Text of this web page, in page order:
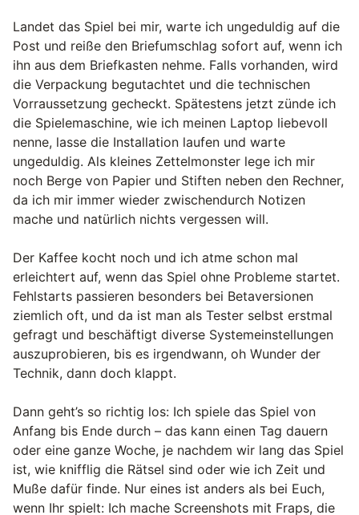
Landet das Spiel bei mir, warte ich ungeduldig auf die
Post und reiße den Briefumschlag sofort auf, wenn ich
ihn aus dem Briefkasten nehme. Falls vorhanden, wird
die Verpackung begutachtet und die technischen
Vorraussetzung gecheckt. Spätestens jetzt zünde ich
die Spielemaschine, wie ich meinen Laptop liebevoll
nenne, lasse die Installation laufen und warte
ungeduldig. Als kleines Zettelmonster lege ich mir
noch Berge von Papier und Stiften neben den Rechner,
da ich mir immer wieder zwischendurch Notizen
mache und natürlich nichts vergessen will.
Der Kaffee kocht noch und ich atme schon mal
erleichtert auf, wenn das Spiel ohne Probleme startet.
Fehlstarts passieren besonders bei Betaversionen
ziemlich oft, und da ist man als Tester selbst erstmal
gefragt und beschäftigt diverse Systemeinstellungen
auszuprobieren, bis es irgendwann, oh Wunder der
Technik, dann doch klappt.
Dann geht’s so richtig los: Ich spiele das Spiel von
Anfang bis Ende durch – das kann einen Tag dauern
oder eine ganze Woche, je nachdem wir lang das Spiel
ist, wie knifflig die Rätsel sind oder wie ich Zeit und
Muße dafür finde. Nur eines ist anders als bei Euch,
wenn Ihr spielt: Ich mache Screenshots mit Fraps, die